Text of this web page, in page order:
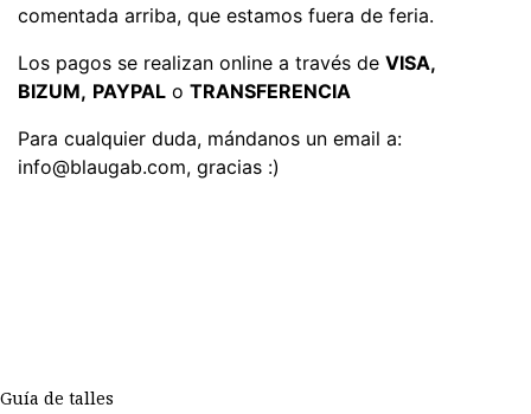
comentada arriba, que estamos fuera de feria.
Los pagos se realizan online a través de VISA,
BIZUM, PAYPAL o TRANSFERENCIA
Para cualquier duda, mándanos un email a:
info@blaugab.com, gracias :)
Guía de talles